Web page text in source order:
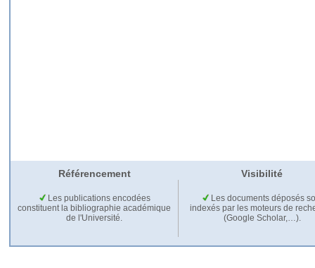
Référencement Visibilité
Les publications encodées
constituent la bibliographie académique
de l'Université.
Les documents déposés
indexés par les moteurs de
(Google Scholar,…).